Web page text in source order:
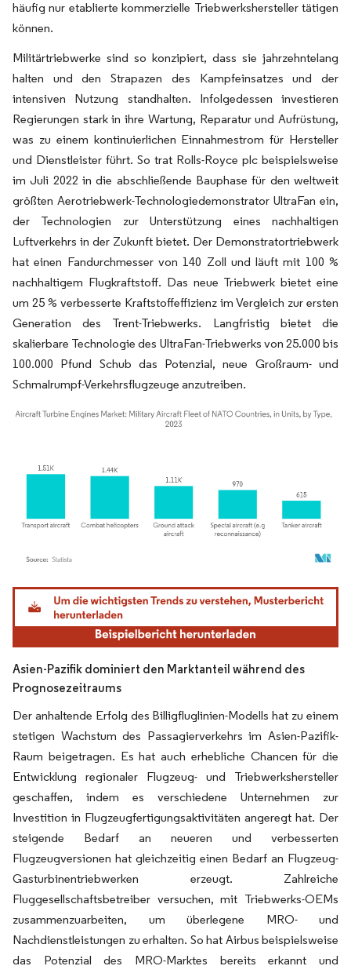
häufig nur etablierte kommerzielle Triebwerkshersteller tätigen
können.
Militärtriebwerke sind so konzipiert, dass sie jahrzehntelang
halten und den Strapazen des Kampfeinsatzes und der
intensiven Nutzung standhalten. Infolgedessen investieren
Regierungen stark in ihre Wartung, Reparatur und Aufrüstung,
was zu einem kontinuierlichen Einnahmestrom für Hersteller
und Dienstleister führt. So trat Rolls-Royce plc beispielsweise
im Juli 2022 in die abschließende Bauphase für den weltweit
größten Aerotriebwerk-Technologiedemonstrator UltraFan ein,
der Technologien zur Unterstützung eines nachhaltigen
Luftverkehrs in der Zukunft bietet. Der Demonstratortriebwerk
hat einen Fandurchmesser von 140 Zoll und läuft mit 100 %
nachhaltigem Flugkraftstoff. Das neue Triebwerk bietet eine
um 25 % verbesserte Kraftstoffeffizienz im Vergleich zur ersten
Generation des Trent-Triebwerks. Langfristig bietet die
skalierbare Technologie des UltraFan-Triebwerks von 25.000 bis
100.000 Pfund Schub das Potenzial, neue Großraum- und
Schmalrumpf-Verkehrsflugzeuge anzutreiben.
Bild © Mordor Intelligence. Wiederverwendung erfordert Namensnennung gemäß
Asien-Pazifik dominiert den Marktanteil während des
Prognosezeitraums
Der anhaltende Erfolg des Billigfluglinien-Modells hat zu einem
stetigen Wachstum des Passagierverkehrs im Asien-Pazifik-
Raum beigetragen. Es hat auch erhebliche Chancen für die
Entwicklung regionaler Flugzeug- und Triebwerkshersteller
geschaffen, indem es verschiedene Unternehmen zur
Investition in Flugzeugfertigungsaktivitäten angeregt hat. Der
steigende Bedarf an neueren und verbesserten
Flugzeugversionen hat gleichzeitig einen Bedarf an Flugzeug-
Gasturbinentriebwerken erzeugt. Zahlreiche
Fluggesellschaftsbetreiber versuchen, mit Triebwerks-OEMs
zusammenzuarbeiten, um überlegene MRO- und
Nachdienstleistungen zu erhalten. So hat Airbus beispielsweise
das Potenzial des MRO-Marktes bereits erkannt und